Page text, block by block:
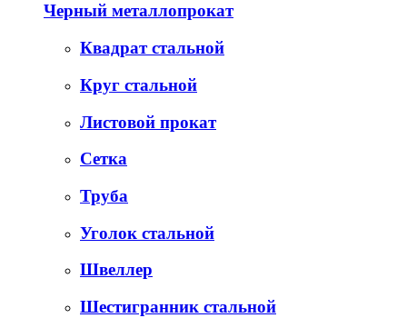
Черный металлопрокат
Квадрат стальной
Круг стальной
Листовой прокат
Сетка
Труба
Уголок стальной
Швеллер
Шестигранник стальной